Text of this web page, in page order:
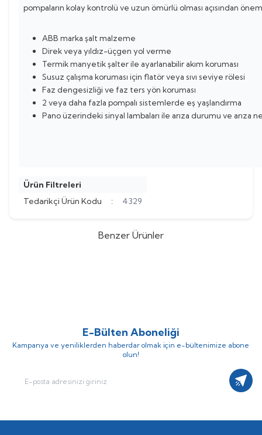
pompaların kolay kontrolü ve uzun ömürlü olması açısından
ABB marka şalt malzeme
Direk veya yıldız-üçgen yol verme
Termik manyetik şalter ile ayarlanabilir akım koruması
Susuz çalışma koruması için flatör veya sıvı seviye rölesi
Faz dengesizliği ve faz ters yön koruması
2 veya daha fazla pompalı sistemlerde eş yaşlandırma
Pano üzerindeki sinyal lambaları ile arıza durumu ve arıza
Ürün Filtreleri
Tedarikçi Ürün Kodu
: 4329
Benzer Ürünler
E-Bülten Aboneliği
Kampanya ve yeniliklerden haberdar olmak için e-bültenimize abone
olun!